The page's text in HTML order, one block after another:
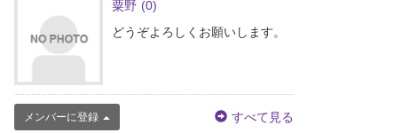
粟野 (0)
どうぞよろしくお願いします。
メンバーに登録 すべて見る